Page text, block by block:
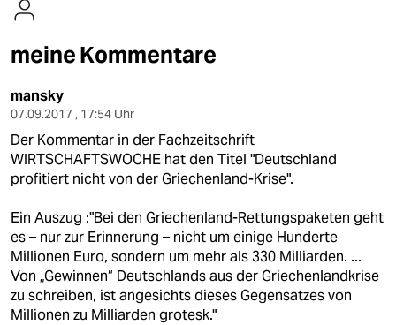
kultur
sport
berlin
nord
wahrheit
verlag
verlag
meine Kommentare
mansky
07.09.2017 , 17:54 Uhr
Der Kommentar in der Fachzeitschrift
WIRTSCHAFTSWOCHE hat den Titel "Deutschland
profitiert nicht von der Griechenland-Krise".
Ein Auszug :"Bei den Griechenland-Rettungspaketen geht
es – nur zur Erinnerung – nicht um einige Hunderte
Millionen Euro, sondern um mehr als 330 Milliarden. ...
Von „Gewinnen“ Deutschlands aus der Griechenlandkrise
zu schreiben, ist angesichts dieses Gegensatzes von
Millionen zu Milliarden grotesk."